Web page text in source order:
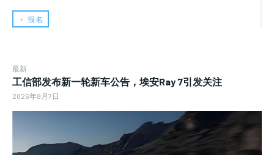
﹢ 报名
最新
工信部发布新一轮新车公告，埃安Ray 7引发关注
2026年8月7日